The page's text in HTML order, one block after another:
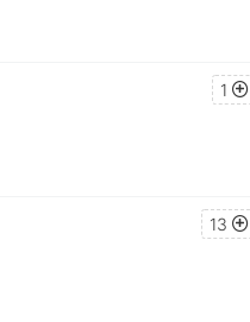
1
13